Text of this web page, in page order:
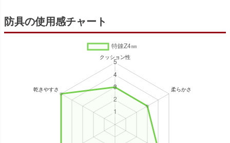
防具の使用感チャート